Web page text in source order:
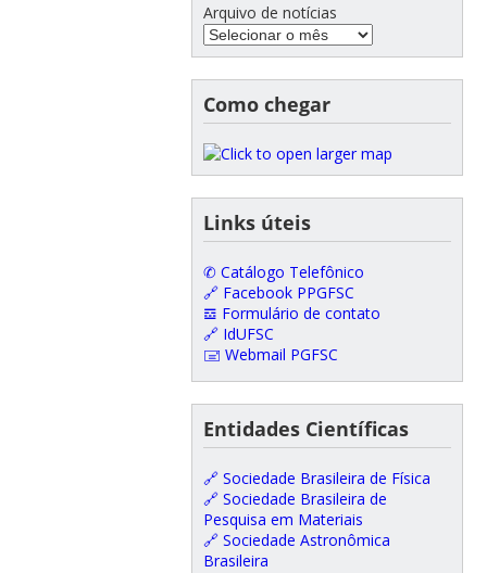
Arquivo de notícias
Como chegar
Links úteis
✆ Catálogo Telefônico
🔗 Facebook PPGFSC
𝌕 Formulário de contato
🔗 IdUFSC
🖃 Webmail PGFSC
Entidades Científicas
🔗 Sociedade Brasileira de Física
🔗 Sociedade Brasileira de
Pesquisa em Materiais
🔗 Sociedade Astronômica
Brasileira